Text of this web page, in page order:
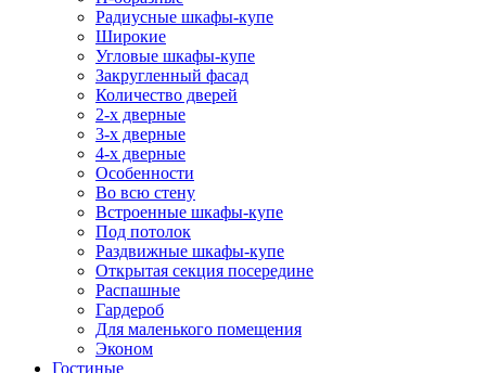
Радиусные шкафы-купе
Широкие
Угловые шкафы-купе
Закругленный фасад
Количество дверей
2-х дверные
3-х дверные
4-х дверные
Особенности
Во всю стену
Встроенные шкафы-купе
Под потолок
Раздвижные шкафы-купе
Открытая секция посередине
Распашные
Гардероб
Для маленького помещения
Эконом
Гостиные